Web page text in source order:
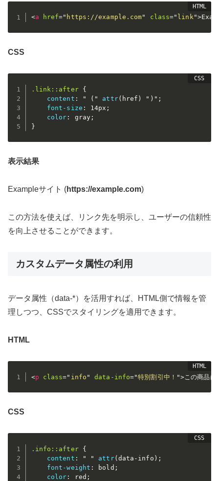
<a href=" https://example.com" class=" link">
CSS
.link::after
{
content : " (" attr( href ) ")" ;
font-size : 14px ;
color : gray ;
}
表示結果
Exampleサイト (https://example.com)
この方法を使えば、リンク先を明示し、ユーザーの信頼性
を向上させることができます。
カスタムデータ属性の利用
データ属性（data-*）を活用すれば、HTML側で情報を管
理しつつ、CSSでスタイリングを適用できます。
HTML
<p class=" info " data-info="特別割引中！ "> この商品は
CSS
.info::after
{
content : " " attr( data-info ) ;
font-weight : bold ;
color : red ;